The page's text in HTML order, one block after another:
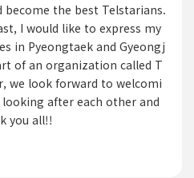
become the best Telstarians.
I would like to express my
in Pyeongtaek and Gyeongj
of an organization called T
we look forward to welcomi
after each other and
you all!!